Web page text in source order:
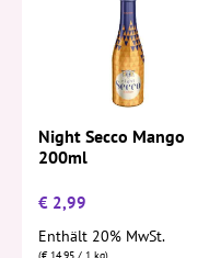
Night Secco Mango
200ml
€ 2,99
Enthält 20% MwSt.